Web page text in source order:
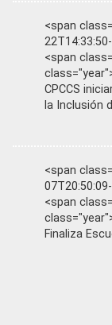
<span
<span
CPCCS
la Inclusión
<span
<span
Finaliza